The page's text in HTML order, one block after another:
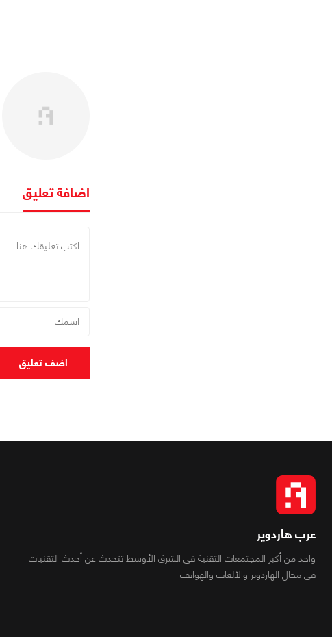
اضافة تعليق
اضف تعليق
عرب هاردوير
واحد من أكبر المجتمعات التقنية فى الشرق الأوسط تتحدث عن أحدث التقنيات
فى مجال الهاردوير والألعاب والهواتف